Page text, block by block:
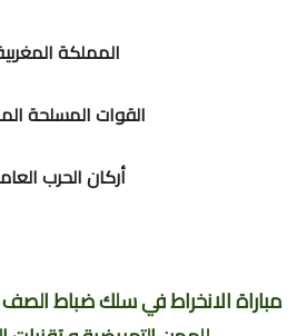
المملكة
القوات المسلحة
أركان الحرب
مباراة الانخراط في سلك ضباط الصف